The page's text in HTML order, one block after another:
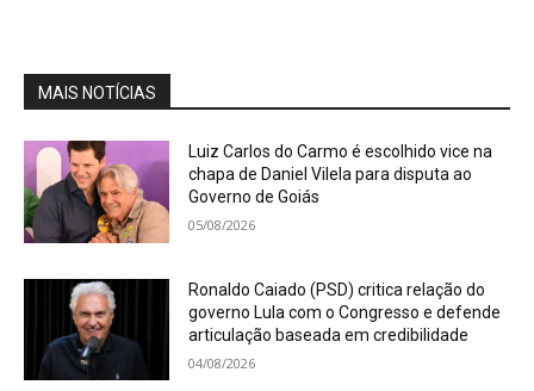
MAIS NOTÍCIAS
Luiz Carlos do Carmo é escolhido vice na
chapa de Daniel Vilela para disputa ao
Governo de Goiás
05/08/2026
Ronaldo Caiado (PSD) critica relação do
governo Lula com o Congresso e defende
articulação baseada em credibilidade
04/08/2026